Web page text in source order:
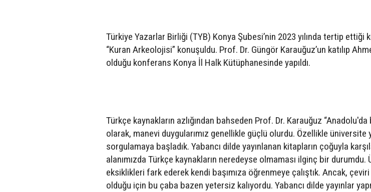
Türkiye Yazarlar Birliği (TYB) Konya Şubesi’nin 2023 yılında tertip
“Kuran Arkeolojisi” konuşuldu. Prof. Dr. Güngör Karauğuz’un katılıp
olduğu konferans Konya İl Halk Kütüphanesinde yapıldı.
Türkçe kaynakların azlığından bahseden Prof. Dr. Karauğuz
olarak, manevi duygularımız genellikle güçlü olurdu. Özellikle üniversite
sorgulamaya başladık. Yabancı dilde yayınlanan kitapların çoğuyla
alanımızda Türkçe kaynakların neredeyse olmaması ilginç bir durumdu.
eksiklikleri fark ederek kendi başımıza öğrenmeye çalıştık. Ancak, çeviri
olduğu için bu çaba bazen yetersiz kalıyordu. Yabancı dilde yayınlar